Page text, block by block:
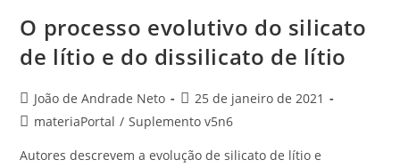
O processo evolutivo do silicato
de lítio e do dissilicato de lítio
João de Andrade Neto
25 de janeiro de 2021
materiaPortal / Suplemento v5n6
Autores descrevem a evolução de silicato de lítio e